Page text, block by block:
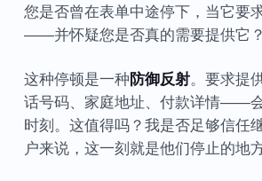
您是否曾在表单中途停下，当它要
——并怀疑您是否真的需要提供它？
这种停顿是一种防御反射。要求提
话号码、家庭地址、付款详情——
时刻。这值得吗？我是否足够信任
户来说，这一刻就是他们停止的地方